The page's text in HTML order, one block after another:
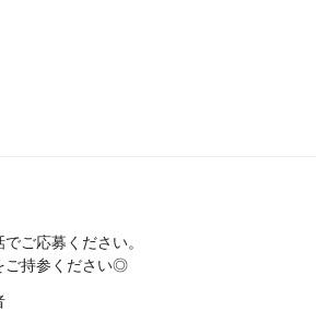
ご応募ください。
ご持参ください◎